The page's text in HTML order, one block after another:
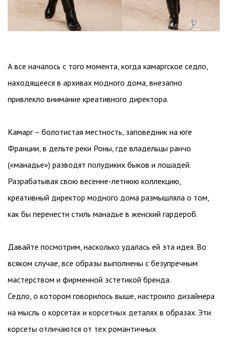
А все началось с того момента, когда камаргское седло,
находящееся в архивах модного дома, внезапно
привлекло внимание креативного директора.
Камарг – болотистая местность, заповедник на юге
Франции, в дельте реки Роны, где владельцы ранчо
(«манадье») разводят полудиких быков и лошадей.
Разрабатывая свою весенне-летнюю коллекцию,
креативный директор модного дома размышляла о том,
как бы перенести стиль манадье в женский гардероб.
Давайте посмотрим, насколько удалась ей эта идея. Во
всяком случае, все образы выполнены с безупречным
мастерством и фирменной эстетикой бренда.
Седло, о котором говорилось выше, настроило дизайнера
на мысль о корсетах и корсетных деталях в образах. Эти
корсеты отличаются от тех романтичных